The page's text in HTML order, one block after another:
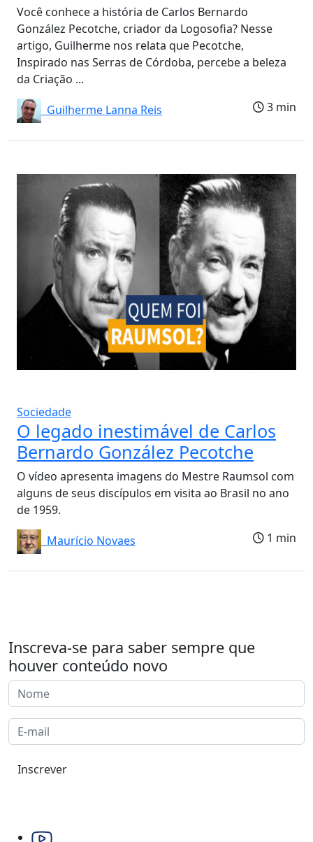
Você conhece a história de Carlos Bernardo
González Pecotche, criador da Logosofia? Nesse
artigo, Guilherme nos relata que Pecotche,
Inspirado nas Serras de Córdoba, percebe a beleza
da Criação ...
Guilherme Lanna Reis
3 min
Sociedade
O legado inestimável de Carlos
Bernardo González Pecotche
O vídeo apresenta imagens do Mestre Raumsol com
alguns de seus discípulos em visita ao Brasil no ano
de 1959.
Maurício Novaes
1 min
Inscreva-se para saber sempre que
houver conteúdo novo
Inscrever